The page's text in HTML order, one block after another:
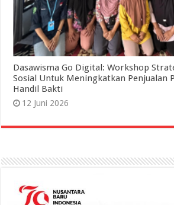
Dasawisma Go Digital: Workshop
Sosial Untuk Meningkatkan Penjualan
Handil Bakti
12 Juni 2026